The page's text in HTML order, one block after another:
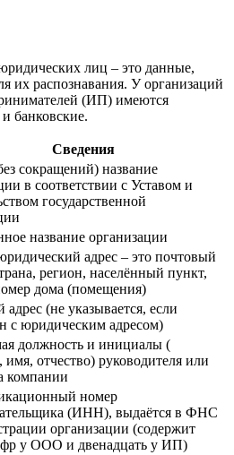
лиц – это данные,
их распознавания. У организаций
(ИП) имеются
банковские.
Сведения
сокращений) название
в соответствии с Уставом и
государственной
название организации
адрес – это почтовый
регион, населённый пункт,
дома (помещения)
(не указывается, если
с юридическим адресом)
должность и инициалы (
отчество) руководителя или
компании
номер
(ИНН), выдаётся в ФНС
организации (содержит
у ООО и двенадцать у ИП)